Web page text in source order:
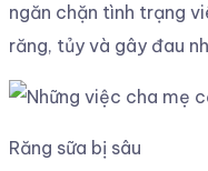
ngăn chặn tình trạng
răng, tủy và gây đau
Răng sữa bị sâu